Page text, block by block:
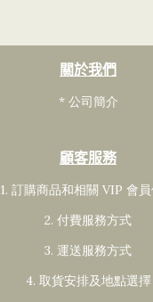
關於我們
* 公司簡介
顧客服務
1. 訂購商品和相關 VIP 會員
2. 付費服務方式
3. 運送服務方式
4. 取貨安排及地點選擇